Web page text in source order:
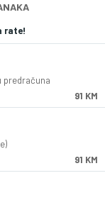
rate!
predračuna
91 KM
91 KM